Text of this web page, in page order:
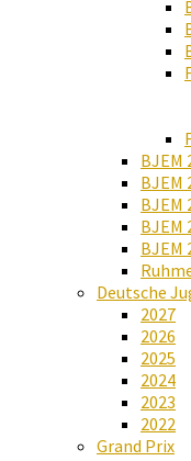
BJEM
BJEM
BJEM
BJEM
BJEM
Deutsche
2027
2026
2025
2024
2023
2022
Grand Prix